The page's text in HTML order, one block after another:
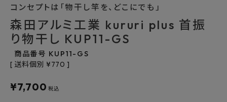
よくあるご質問
お問い合わせ
メルマガ登録
特定商取引法について
コンセプトは「物干し竿を、どこにでも」
森田アルミ工業 kururi plus 首振
り物干し KUP11-GS
商品番号 KUP11-GS
送料個別 ¥770
¥7,700 税込